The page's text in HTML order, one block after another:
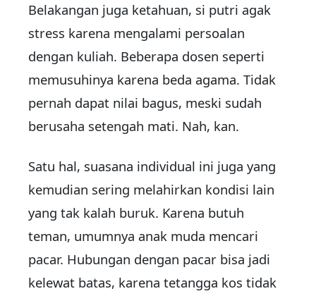
Belakangan juga ketahuan, si putri agak
stress karena mengalami persoalan
dengan kuliah. Beberapa dosen seperti
memusuhinya karena beda agama. Tidak
pernah dapat nilai bagus, meski sudah
berusaha setengah mati. Nah, kan.
Satu hal, suasana individual ini juga yang
kemudian sering melahirkan kondisi lain
yang tak kalah buruk. Karena butuh
teman, umumnya anak muda mencari
pacar. Hubungan dengan pacar bisa jadi
kelewat batas, karena tetangga kos tidak